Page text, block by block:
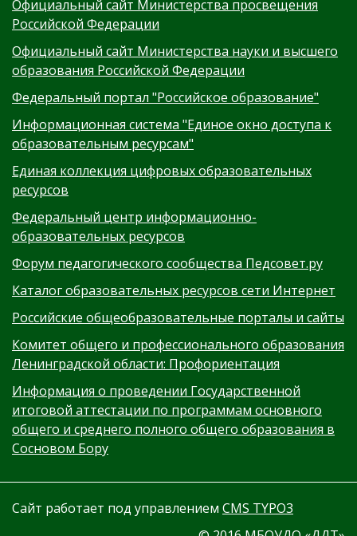
Официальный сайт Министерства просвещения
Российской Федерации
Официальный сайт Министерства науки и высшего
образования Российской Федерации
Федеральный портал "Российское образование"
Информационная система "Единое окно доступа к
образовательным ресурсам"
Единая коллекция цифровых образовательных
ресурсов
Федеральный центр информационно-
образовательных ресурсов
Форум педагогического сообщества Педсовет.ру
Каталог образовательных ресурсов сети Интернет
Российские общеобразовательные порталы и сайты
Комитет общего и профессионального образования
Ленинградской области: Профориентация
Информация о проведении Государственной
итоговой аттестации по программам основного
общего и среднего полного общего образования в
Сосновом Бору
Сайт работает под управлением CMS TYPO3